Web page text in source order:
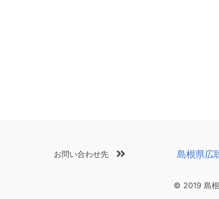
お問い合わせ先 島根県広
© 2019 島